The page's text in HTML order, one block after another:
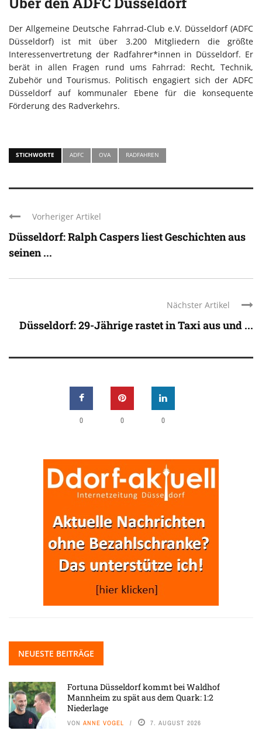
Der Allgemeine Deutsche Fahrrad-Club e.V. Düsseldorf (ADFC
Düsseldorf) ist mit über 3.200 Mitgliedern die größte
Interessenvertretung der Radfahrer*innen in Düsseldorf. Er
berät in allen Fragen rund ums Fahrrad: Recht, Technik,
Zubehör und Tourismus. Politisch engagiert sich der ADFC
Düsseldorf auf kommunaler Ebene für die konsequente
Förderung des Radverkehrs.
STICHWORTE ADFC OVA RADFAHREN
Vorheriger Artikel
Düsseldorf: Ralph Caspers liest Geschichten aus
seinen ...
Nächster Artikel
Düsseldorf: 29-Jährige rastet in Taxi aus und ...
0 0 0
NEUESTE BEITRÄGE
Fortuna Düsseldorf kommt bei Waldhof
Mannheim zu spät aus dem Quark: 1:2
Niederlage
VON ANNE VOGEL 7. AUGUST 2026